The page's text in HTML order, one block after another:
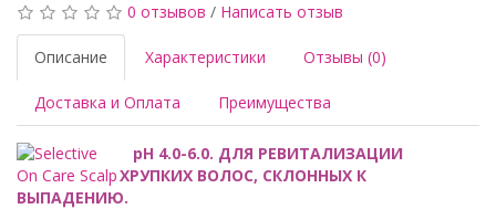
0 отзывов / Написать отзыв
Описание Характеристики Отзывы (0)
Доставка и Оплата Преимущества
pH 4.0-6.0. ДЛЯ РЕВИТАЛИЗАЦИИ
ХРУПКИХ ВОЛОС, СКЛОННЫХ К
ВЫПАДЕНИЮ.